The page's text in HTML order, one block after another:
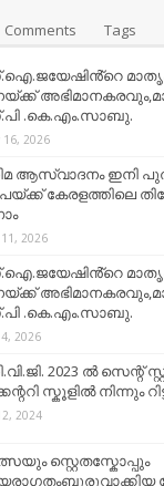
Comments Tags
.കെ.എം.സാബു.
16, 2026
ആസ്വാദനം ഇനി
കേരളത്തിലെ
2026
.കെ.എം.സാബു.
2026
2023 ൽ
സ്കൂളിൽ നിന്നും
2024
സ്റ്റെതസ്കോപ്പും